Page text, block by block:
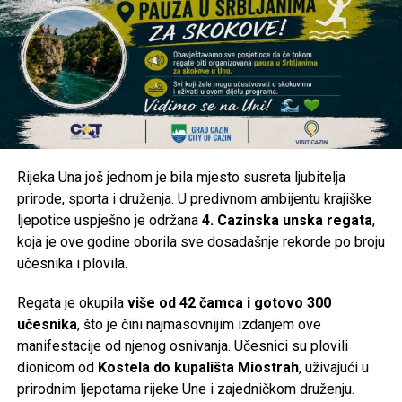
stabilizaciju sistema, kako bi se građani mogli na vrijeme
organizovati.
Kakva je situacija kod vas?
Da li je voda stigla u vaše naselje ili ste i dalje bez
vodosnabdijevanja? Pišite nam u komentarima iz kojeg ste
informacije mogu pomoći i drugim građanima da steknu
jasniju sliku o stanju na području Cazina.
Share Post
Share
Mail
Rijeka Una još jednom je bila mjesto susreta ljubitelja
prirode, sporta i druženja. U predivnom ambijentu krajiške
ljepotice uspješno je održana 4. Cazinska unska regata,
koja je ove godine oborila sve dosadašnje rekorde po broju
učesnika i plovila.
Regata je okupila više od 42 čamca i gotovo 300
učesnika, što je čini najmasovnijim izdanjem ove
manifestacije od njenog osnivanja. Učesnici su plovili
dionicom od Kostela do kupališta Miostrah, uživajući u
prirodnim ljepotama rijeke Une i zajedničkom druženju.